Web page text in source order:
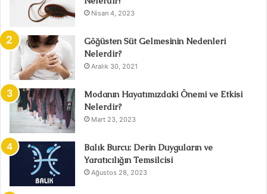
Nisan 4, 2023
Göğüsten Süt Gelmesinin Nedenleri
Nelerdir?
Aralık 30, 2021
Modanın Hayatımızdaki Önemi ve Etkisi
Nelerdir?
Mart 23, 2023
Balık Burcu: Derin Duyguların ve
Yaratıcılığın Temsilcisi
Ağustos 28, 2023